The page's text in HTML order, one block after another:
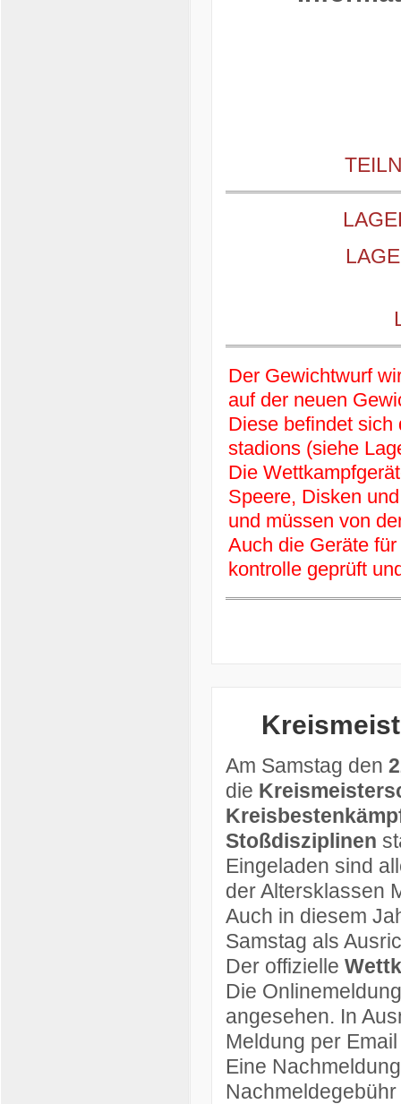
Der Gewichtwurf
auf der neuen
Diese befindet sich
stadions (siehe
Die
Speere, Disken
und müssen von
Auch die Geräte
kontrolle geprüft
Am Samstag den
die
Stoßdisziplinen
Eingeladen sind
der Altersklassen
Auch in diesem
Samstag als
Der offizielle
Die
angesehen. In
Meldung per
Eine